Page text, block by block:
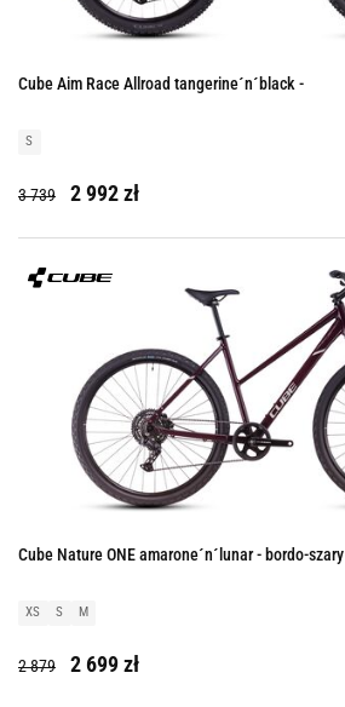
Cube Aim Race Allroad tangerine´n´black -
S
3 739 2 992 zł
Cube Nature ONE amarone´n´lunar - bordo-szary
XS S M
2 879 2 699 zł